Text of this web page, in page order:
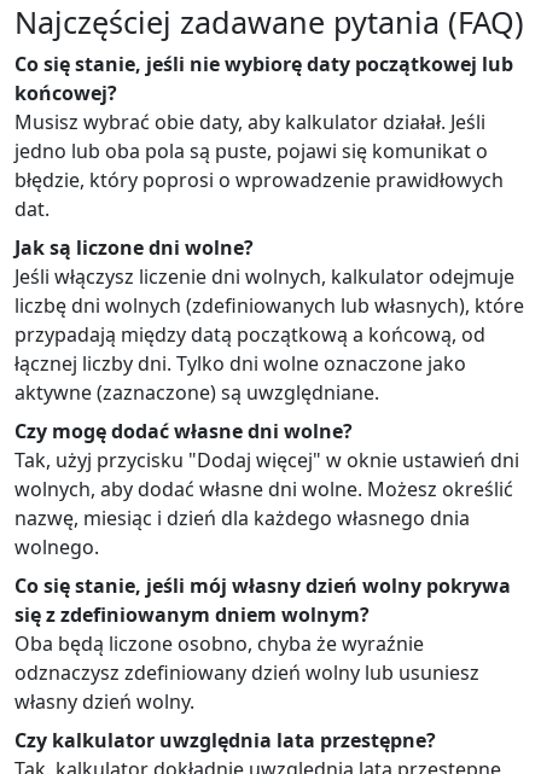
Najczęściej zadawane pytania (FAQ)
Co się stanie, jeśli nie wybiorę daty początkowej lub
końcowej?
Musisz wybrać obie daty, aby kalkulator działał. Jeśli
jedno lub oba pola są puste, pojawi się komunikat o
błędzie, który poprosi o wprowadzenie prawidłowych
dat.
Jak są liczone dni wolne?
Jeśli włączysz liczenie dni wolnych, kalkulator odejmuje
liczbę dni wolnych (zdefiniowanych lub własnych), które
przypadają między datą początkową a końcową, od
łącznej liczby dni. Tylko dni wolne oznaczone jako
aktywne (zaznaczone) są uwzględniane.
Czy mogę dodać własne dni wolne?
Tak, użyj przycisku "Dodaj więcej" w oknie ustawień dni
wolnych, aby dodać własne dni wolne. Możesz określić
nazwę, miesiąc i dzień dla każdego własnego dnia
wolnego.
Co się stanie, jeśli mój własny dzień wolny pokrywa
się z zdefiniowanym dniem wolnym?
Oba będą liczone osobno, chyba że wyraźnie
odznaczysz zdefiniowany dzień wolny lub usuniesz
własny dzień wolny.
Czy kalkulator uwzględnia lata przestępne?